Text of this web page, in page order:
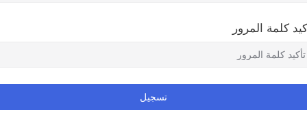
كلمة المرور
تسجيل